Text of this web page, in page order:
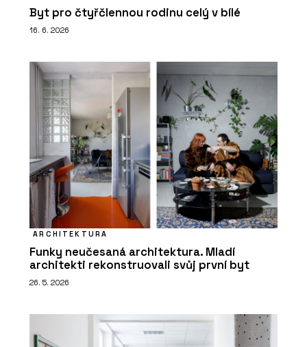
Byt pro čtyřčlennou rodinu celý v bílé
16. 6. 2026
ARCHITEKTURA
Funky neučesaná architektura. Mladí
architekti rekonstruovali svůj první byt
26. 5. 2026